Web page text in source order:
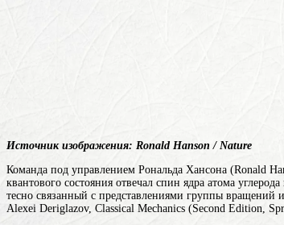
Источник изображения: Ronald Hanson / Nature
Команда под управлением Рональда Хансона (Ronald
квантового состояния отвечал спин ядра атома
тесно связанный с представлениями группы вращений
Alexei Deriglazov, Classical Mechanics (Second Edition,